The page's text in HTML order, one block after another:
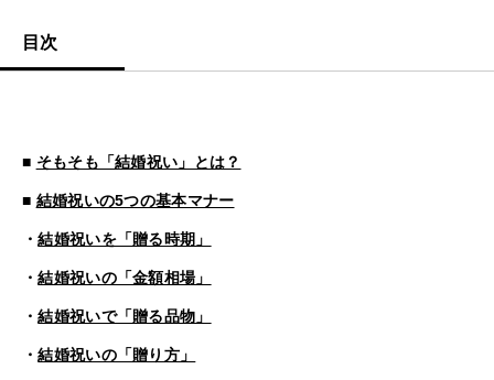
目次
■ そもそも「結婚祝い」とは？
■ 結婚祝いの5つの基本マナー
・結婚祝いを「贈る時期」
・結婚祝いの「金額相場」
・結婚祝いで「贈る品物」
・結婚祝いの「贈り方」